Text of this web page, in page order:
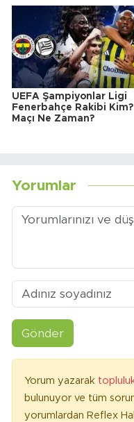
UEFA Şampiyonlar Ligi
Fenerbahçe Rakibi Kim?
Maçı Ne Zaman?
Yorumlar
Gönder
Yorum yazarak topluluk
bulunuyor ve tüm
yorumlardan Reflex